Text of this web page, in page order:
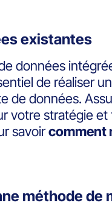
existantes
données
de réaliser
de données.
votre stratégie
savoircomment
méthode de